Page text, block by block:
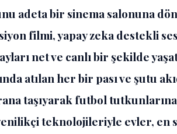
adeta bir sinema salonuna
filmi, yapay zeka destekli
net ve canlı bir şekilde
atılan her bir pası ve şutu
taşıyarak futbol tutkunlarına
teknolojileriyle evler,